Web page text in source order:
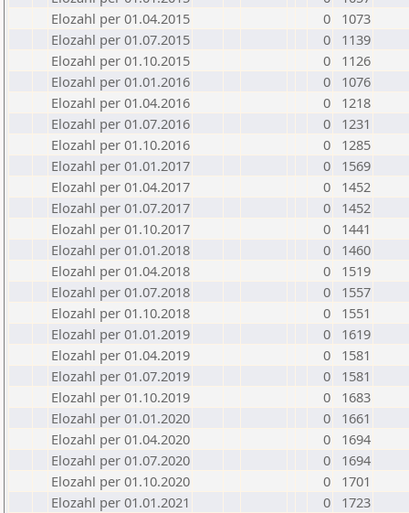
Elozahl per 01.04.2015
0
1073
Elozahl per 01.07.2015
0
1139
Elozahl per 01.10.2015
0
1126
Elozahl per 01.01.2016
0
1076
Elozahl per 01.04.2016
0
1218
Elozahl per 01.07.2016
0
1231
Elozahl per 01.10.2016
0
1285
Elozahl per 01.01.2017
0
1569
Elozahl per 01.04.2017
0
1452
Elozahl per 01.07.2017
0
1452
Elozahl per 01.10.2017
0
1441
Elozahl per 01.01.2018
0
1460
Elozahl per 01.04.2018
0
1519
Elozahl per 01.07.2018
0
1557
Elozahl per 01.10.2018
0
1551
Elozahl per 01.01.2019
0
1619
Elozahl per 01.04.2019
0
1581
Elozahl per 01.07.2019
0
1581
Elozahl per 01.10.2019
0
1683
Elozahl per 01.01.2020
0
1661
Elozahl per 01.04.2020
0
1694
Elozahl per 01.07.2020
0
1694
Elozahl per 01.10.2020
0
1701
Elozahl per 01.01.2021
0
1723